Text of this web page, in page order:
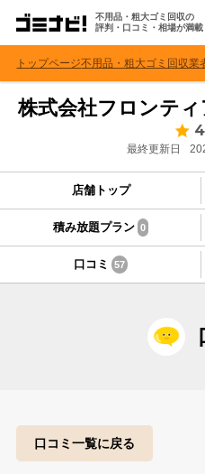
不用品・粗大ゴミ回収の
評判・口コミ・相場が満載
トップページ不用品・粗大ゴミ回収業
株式会社フロンテ
最終更新日
店舗トップ
積み放題プラン 0
口コミ 57
口コミ一覧に戻る